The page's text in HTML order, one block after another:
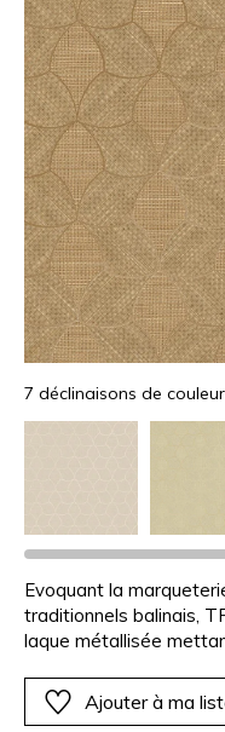
7 déclinaisons de couleur
Evoquant la
traditionnels balinais,
laque métallisée
variées, créant une
teintes naturelles et
Ajouter à ma